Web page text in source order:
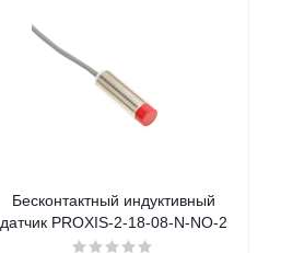
Бесконтактный индуктивный
датчик PROXIS-2-18-08-N-NO-2